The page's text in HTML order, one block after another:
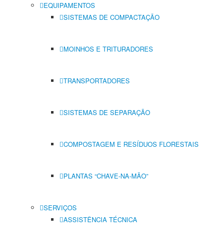
EQUIPAMENTOS
SISTEMAS DE COMPACTAÇÃO
MOINHOS E TRITURADORES
TRANSPORTADORES
SISTEMAS DE SEPARAÇÃO
COMPOSTAGEM E RESÍDUOS FLORESTAIS
PLANTAS “CHAVE-NA-MÃO”
SERVIÇOS
ASSISTÊNCIA TÉCNICA